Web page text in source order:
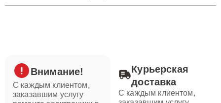
Внимание!
С каждым клиентом,
заказавшим услугу
Курьерская
доставка
С каждым клиентом,